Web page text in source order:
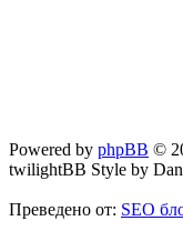
Powered by phpBB ©
twilightBB Style by
Преведено от: SEO